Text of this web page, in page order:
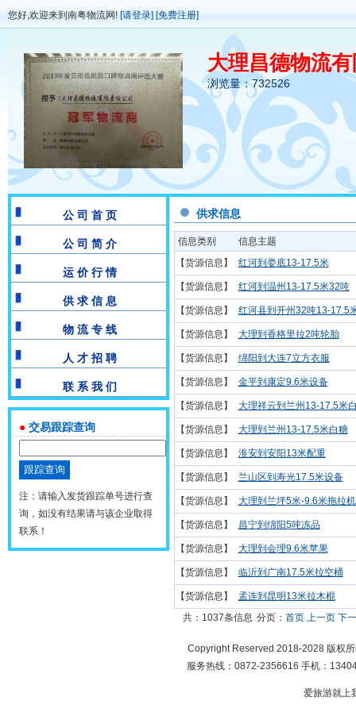
您好,欢迎来到南粤物流网! [请登录] [免费注册]
大理昌德物流
浏览量：732526
公 司 首 页
公 司 简 介
运 价 行 情
供 求 信 息
物 流 专 线
人 才 招 聘
联 系 我 们
● 交易跟踪查询
注：请输入发货跟踪单号进行查
询，如没有结果请与该企业取得
联系！
供求信息
信息类别
信息主题
【货源信息】
红河到娄底13-17.5米
【货源信息】 红河到温州13-17.5米32吨
【货源信息】 红河县到开州32吨13-17.5
【货源信息】 大理到香格里拉2吨轮胎
【货源信息】 绵阳到大连7立方衣服
【货源信息】 金平到康定9.6米设备
【货源信息】 大理祥云到兰州13-17.5米
【货源信息】 大理到兰州13-17.5米白糖
【货源信息】 淮安到安阳13米配重
【货源信息】 兰山区到寿光17.5米设备
【货源信息】 大理到兰坪5米-9.6米拖拉机
【货源信息】 昌宁到绵阳5吨冻品
【货源信息】 大理到会理9.6米苹果
【货源信息】 临沂到广南17.5米拉空桶
【货源信息】
孟连到昆明13米拉木棍
共：1037条信息 分页： 首页 上一页 下
Copyright Reserved 2018-2028 版权
服务热线：0872-2356616 手机：
爱旅游就上